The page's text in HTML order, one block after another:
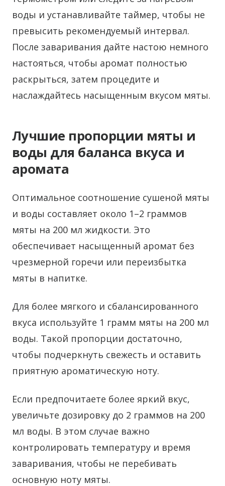
воды и устанавливайте таймер, чтобы не
превысить рекомендуемый интервал.
После заваривания дайте настою немного
настояться, чтобы аромат полностью
раскрыться, затем процедите и
наслаждайтесь насыщенным вкусом мяты.
Лучшие пропорции мяты и
воды для баланса вкуса и
аромата
Оптимальное соотношение сушеной мяты
и воды составляет около 1–2 граммов
мяты на 200 мл жидкости. Это
обеспечивает насыщенный аромат без
чрезмерной горечи или переизбытка
мяты в напитке.
Для более мягкого и сбалансированного
вкуса используйте 1 грамм мяты на 200 мл
воды. Такой пропорции достаточно,
чтобы подчеркнуть свежесть и оставить
приятную ароматическую ноту.
Если предпочитаете более яркий вкус,
увеличьте дозировку до 2 граммов на 200
мл воды. В этом случае важно
контролировать температуру и время
заваривания, чтобы не перебивать
основную ноту мяты.